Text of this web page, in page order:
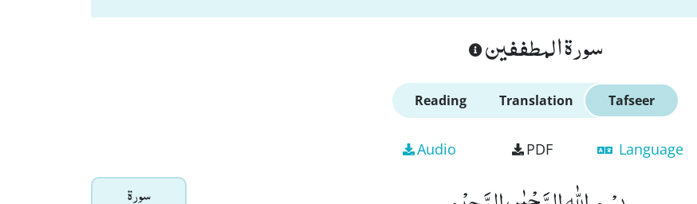
سورة المطففين
Reading Translation Tafseer
Audio PDF Language
سورۃ